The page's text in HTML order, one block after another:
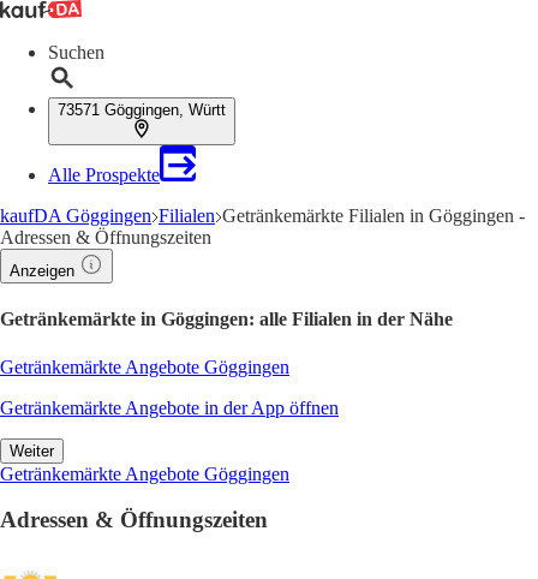
Suchen
73571 Göggingen, Württ
Alle Prospekte
kaufDA Göggingen Filialen Getränkemärkte Filialen in Göggingen -
Adressen & Öffnungszeiten
Anzeigen
Getränkemärkte in Göggingen: alle Filialen in der Nähe
Getränkemärkte Angebote Göggingen
Getränkemärkte Angebote in der App öffnen
Weiter
Getränkemärkte Angebote Göggingen
Adressen & Öffnungszeiten